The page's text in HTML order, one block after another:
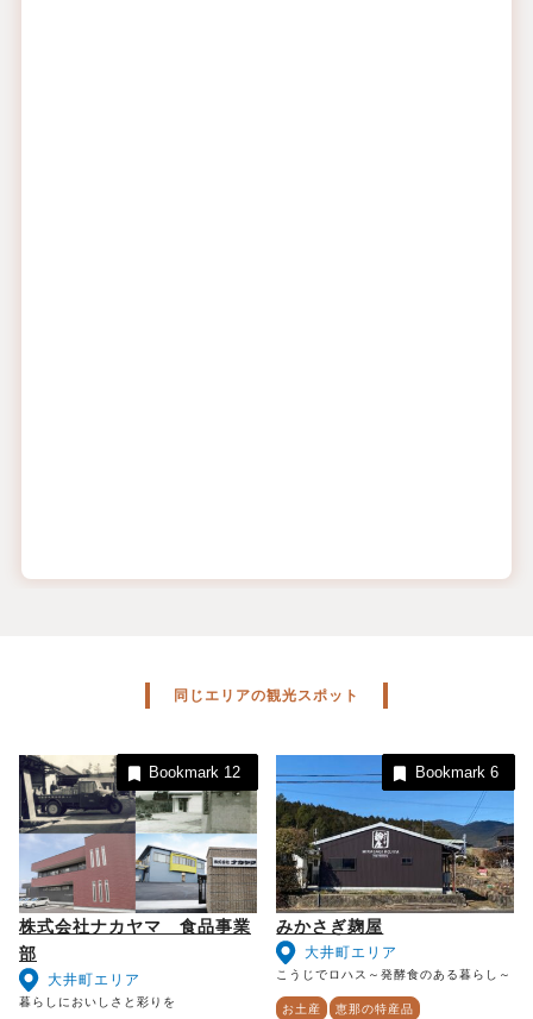
同じエリアの観光スポット
株式会社ナカヤマ 食品事業
部
大井町エリア
暮らしにおいしさと彩りを
Bookmark 12
みかさぎ麹屋
大井町エリア
こうじでロハス～発酵食のある暮らし～
お土産 恵那の特産品
Bookmark 6